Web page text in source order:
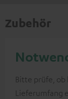
Zubehör
Bitte prüfe,
Lieferumfang